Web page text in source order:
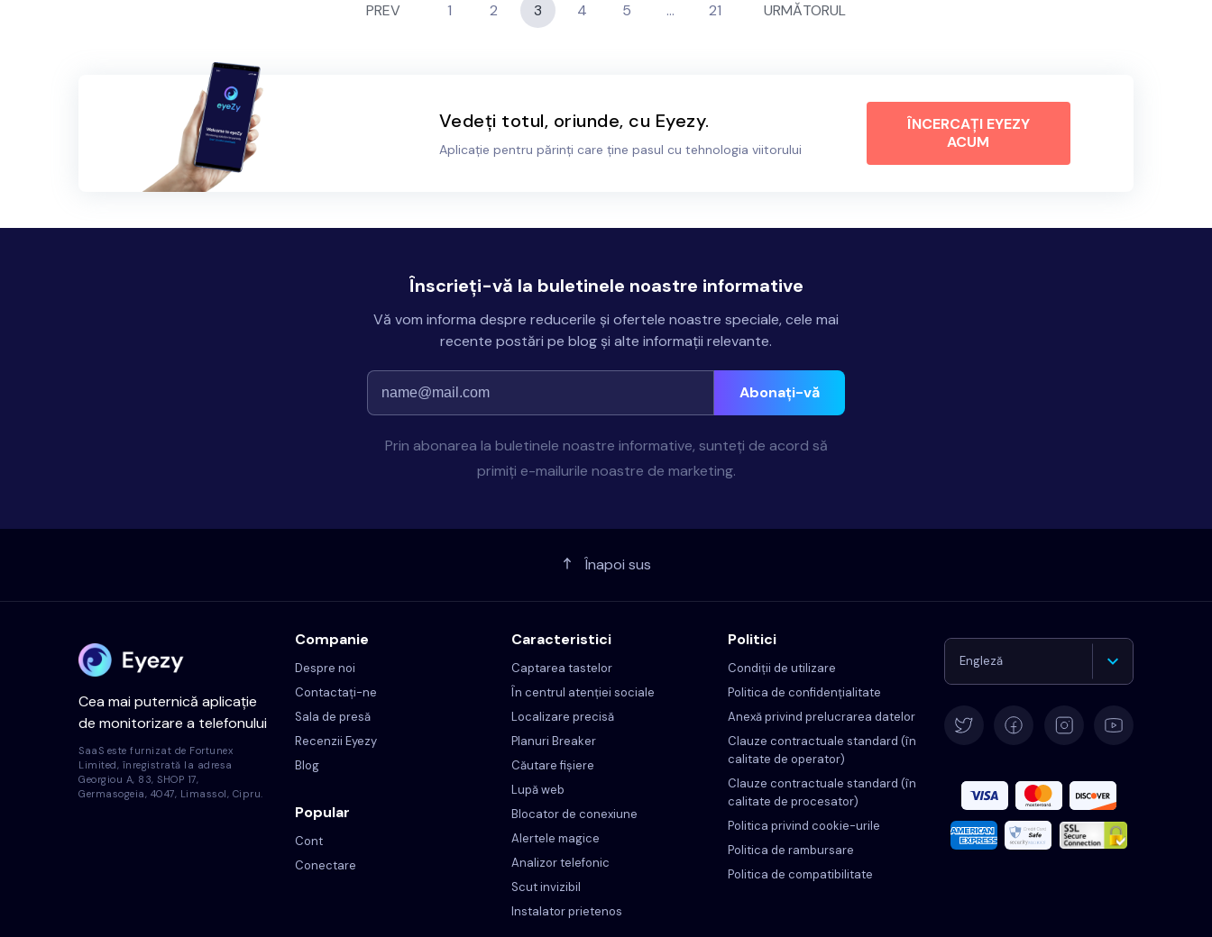
PREV 1 2 3 4 5 … 21 URMĂTORUL
Vedeți totul, oriunde, cu Eyezy.
Aplicație pentru părinți care ține pasul cu tehnologia viitorului
ÎNCERCAȚI EYEZY
ACUM
Înscrieți-vă la buletinele noastre informative
Vă vom informa despre reducerile și ofertele noastre speciale, cele mai
recente postări pe blog și alte informații relevante.
Abonați-vă
Prin abonarea la buletinele noastre informative, sunteți de acord să
primiți e-mailurile noastre de marketing.
Înapoi sus
Cea mai puternică aplicație
de monitorizare a telefonului
SaaS este furnizat de Fortunex
Limited, înregistrată la adresa
Georgiou A, 83, SHOP 17,
Germasogeia, 4047, Limassol, Cipru.
Companie
Despre noi
Contactați-ne
Sala de presă
Recenzii Eyezy
Blog
Popular
Cont
Conectare
Caracteristici
Captarea tastelor
În centrul atenției sociale
Localizare precisă
Planuri Breaker
Căutare fișiere
Lupă web
Blocator de conexiune
Alertele magice
Analizor telefonic
Scut invizibil
Instalator prietenos
Politici
Condiții de utilizare
Politica de confidențialitate
Anexă privind prelucrarea datelor
Clauze contractuale standard (în
calitate de operator)
Clauze contractuale standard (în
calitate de procesator)
Politica privind cookie-urile
Politica de rambursare
Politica de compatibilitate
Engleză
Français